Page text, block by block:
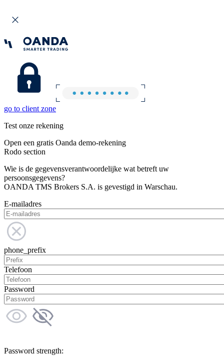
go to client zone
Test onze rekening
Open een gratis Oanda demo-rekening
Rodo section
Wie is de gegevensverantwoordelijke wat betreft uw
persoonsgegevens?
OANDA TMS Brokers S.A. is gevestigd in Warschau.
E-mailadres
phone_prefix
Telefoon
Password
Password strength: